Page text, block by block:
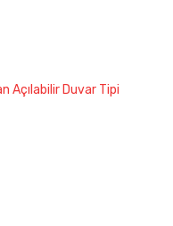
Açılabilir Duvar Tipi